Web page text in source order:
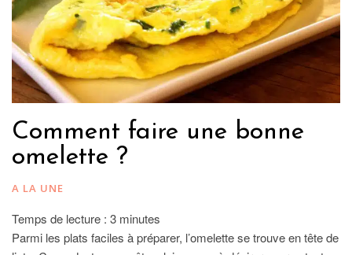
Comment faire une bonne
omelette ?
A LA UNE
Temps de lecture : 3 minutes
Parmi les plats faciles à préparer, l’omelette se trouve en tête de